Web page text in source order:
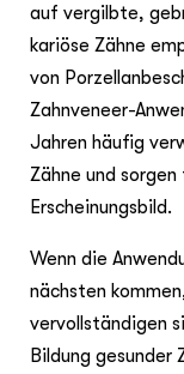
auf vergilbte,
kariöse Zähne
von
Zahnveneer-
Jahren häufig
Zähne und
Erscheinungsbild.
Wenn die
nächsten
vervollständigen
Bildung gesunder